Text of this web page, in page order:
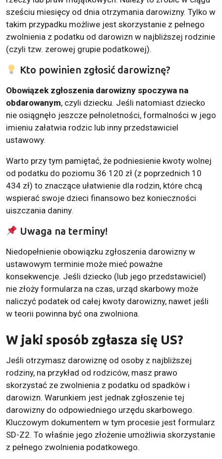
sześciu miesięcy od dnia otrzymania darowizny. Tylko w
takim przypadku możliwe jest skorzystanie z pełnego
zwolnienia z podatku od darowizn w najbliższej rodzinie
(czyli tzw. zerowej grupie podatkowej).
Kto powinien zgłosić darowiznę?
Obowiązek zgłoszenia darowizny spoczywa na
obdarowanym, czyli dziecku. Jeśli natomiast dziecko
nie osiągnęło jeszcze pełnoletności, formalności w jego
imieniu załatwia rodzic lub inny przedstawiciel
ustawowy.
Warto przy tym pamiętać, że podniesienie kwoty wolnej
od podatku do poziomu 36 120 zł (z poprzednich 10
434 zł) to znaczące ułatwienie dla rodzin, które chcą
wspierać swoje dzieci finansowo bez konieczności
uiszczania daniny.
Uwaga na terminy!
Niedopełnienie obowiązku zgłoszenia darowizny w
ustawowym terminie może mieć poważne
konsekwencje. Jeśli dziecko (lub jego przedstawiciel)
nie złoży formularza na czas, urząd skarbowy może
naliczyć podatek od całej kwoty darowizny, nawet jeśli
w teorii powinna być ona zwolniona.
W jaki sposób zgłasza się US?
Jeśli otrzymasz darowiznę od osoby z najbliższej
rodziny, na przykład od rodziców, masz prawo
skorzystać ze zwolnienia z podatku od spadków i
darowizn. Warunkiem jest jednak zgłoszenie tej
darowizny do odpowiedniego urzędu skarbowego.
Kluczowym dokumentem w tym procesie jest formularz
SD-Z2. To właśnie jego złożenie umożliwia skorzystanie
z pełnego zwolnienia podatkowego.